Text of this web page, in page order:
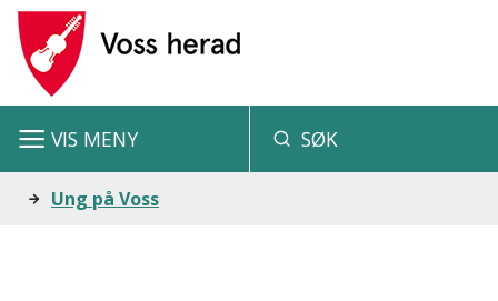
V
s
SØK
VIS MENY
Du Ung på Voss